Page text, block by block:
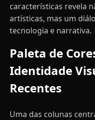
características revela
artísticas, mas um
tecnologia e narrativa.
Paleta de
Identidade
Recentes
Uma das colunas